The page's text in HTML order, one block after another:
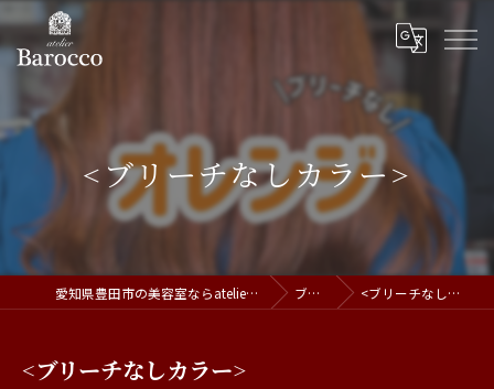
<ブリーチなしカラー>
愛知県豊田市の美容室ならatelier Barocco ブログ <ブリーチなしカラー>
<ブリーチなしカラー>